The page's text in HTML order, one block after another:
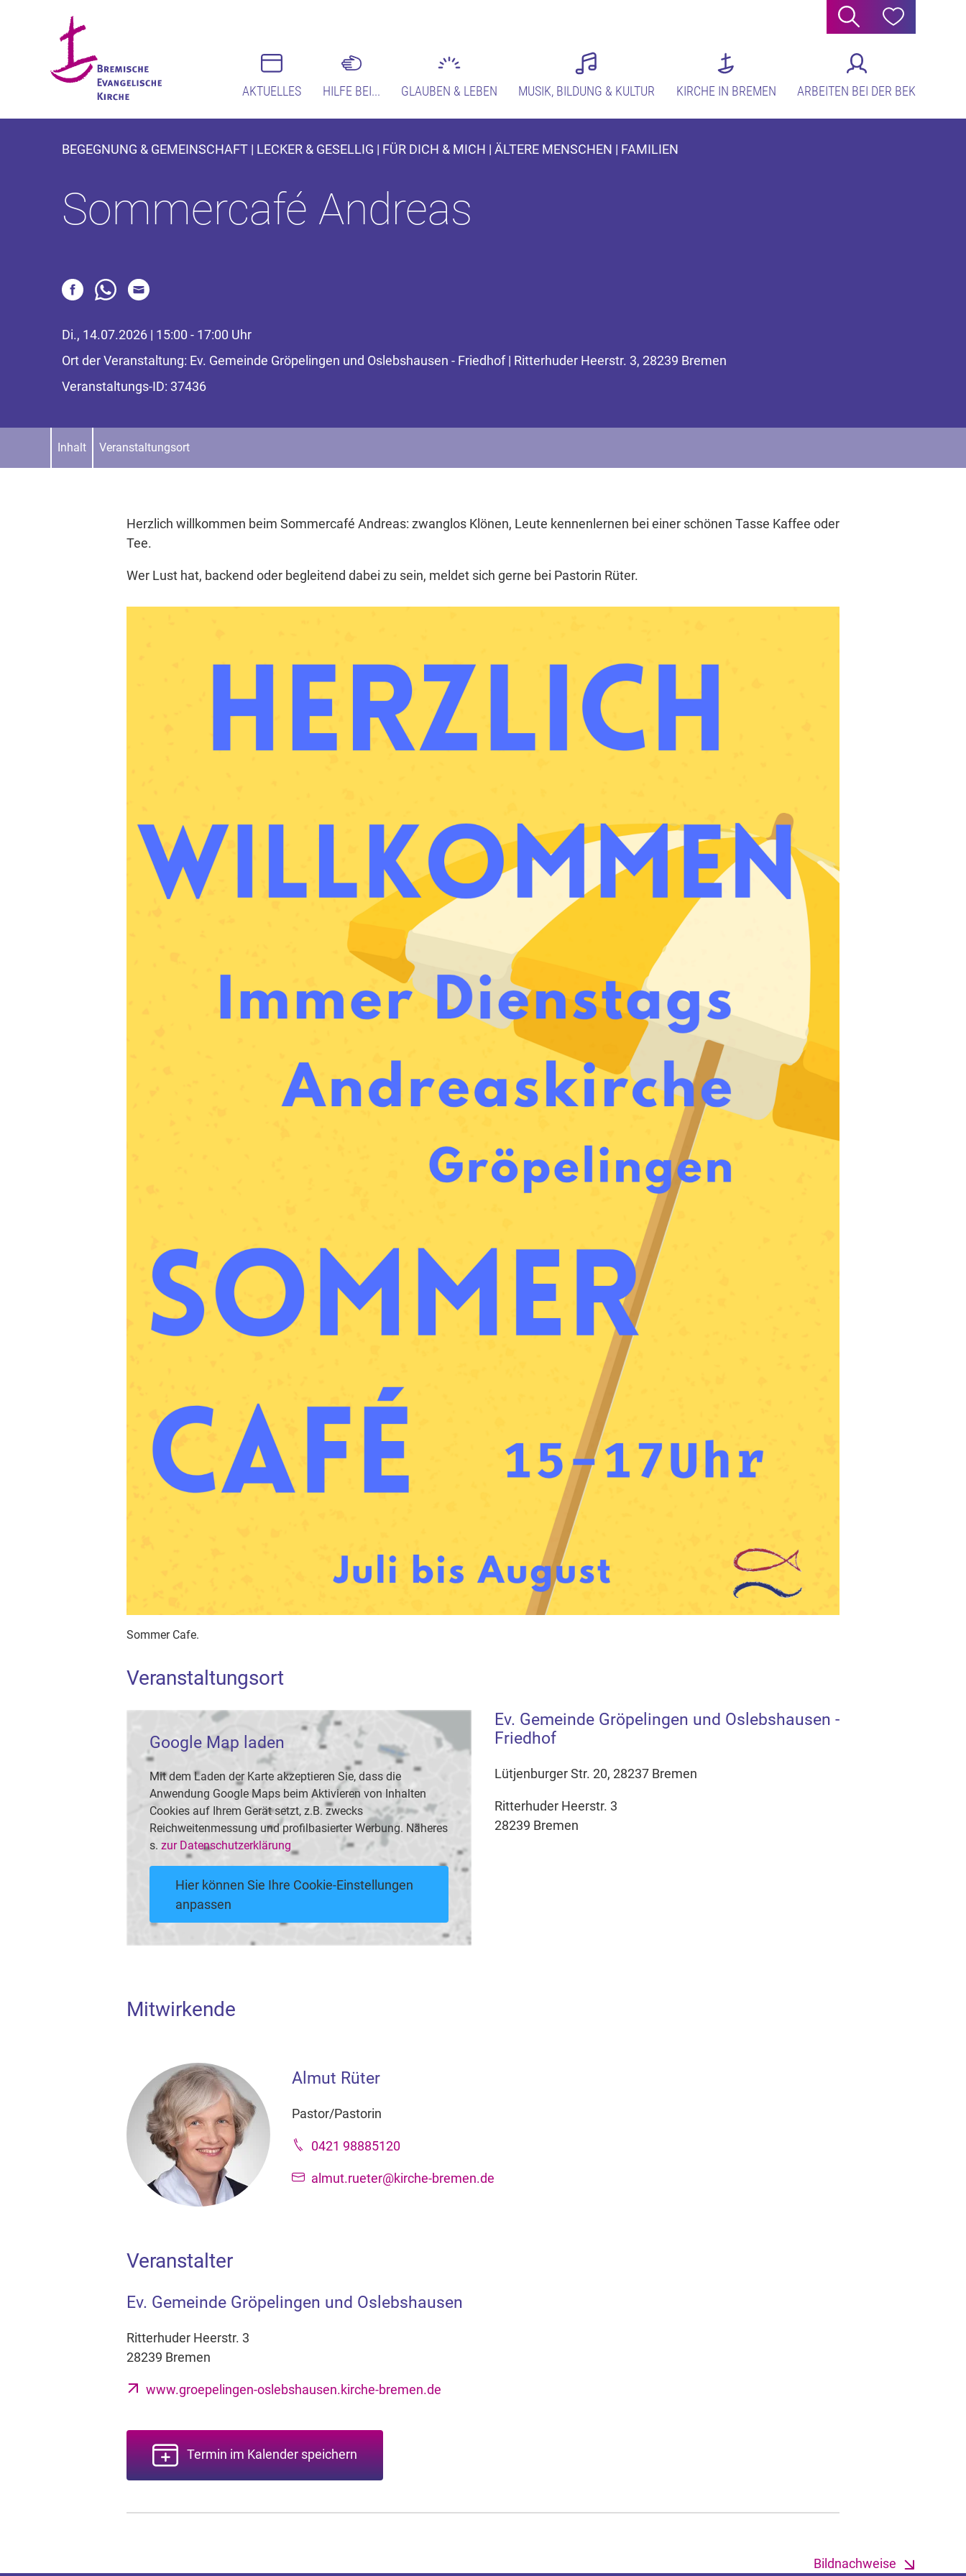
Suche Hilfe
AKTUELLES HILFE BEI... GLAUBEN & LEBEN MUSIK, BILDUNG & KULTUR KIRCHE IN BREMEN ARBEITEN BEI DER BEK
BEGEGNUNG & GEMEINSCHAFT | LECKER & GESELLIG | FÜR DICH & MICH | ÄLTERE MENSCHEN | FAMILIEN
Sommercafé Andreas
Di., 14.07.2026 | 15:00 - 17:00 Uhr
Ort der Veranstaltung: Ev. Gemeinde Gröpelingen und Oslebshausen - Friedhof | Ritterhuder Heerstr. 3, 28239 Bremen
Veranstaltungs-ID: 37436
Inhalt Veranstaltungsort
Herzlich willkommen beim Sommercafé Andreas: zwanglos Klönen, Leute kennenlernen bei einer schönen Tasse Kaffee oder
Tee.
Wer Lust hat, backend oder begleitend dabei zu sein, meldet sich gerne bei Pastorin Rüter.
Sommer Cafe.
Veranstaltungsort
Google Map laden
Mit dem Laden der Karte akzeptieren Sie, dass die
Anwendung Google Maps beim Aktivieren von Inhalten
Cookies auf Ihrem Gerät setzt, z.B. zwecks
Reichweitenmessung und profilbasierter Werbung. Näheres
s. zur Datenschutzerklärung
Hier können Sie Ihre Cookie-Einstellungen
anpassen
Ev. Gemeinde Gröpelingen und Oslebshausen -
Friedhof
Lütjenburger Str. 20, 28237 Bremen
Ritterhuder Heerstr. 3
28239 Bremen
Mitwirkende
Almut Rüter
Pastor/Pastorin
0421 98885120
almut.rueter@kirche-bremen.de
Veranstalter
Ev. Gemeinde Gröpelingen und Oslebshausen
Ritterhuder Heerstr. 3
28239 Bremen
www.groepelingen-oslebshausen.kirche-bremen.de
Termin im Kalender speichern
Bildnachweise